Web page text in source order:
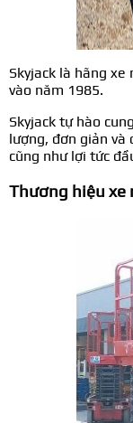
Skyjack là hãng
vào năm 1985.
Skyjack tự hào
lượng, đơn giản và
cũng như lợi tức
Thương hiệu